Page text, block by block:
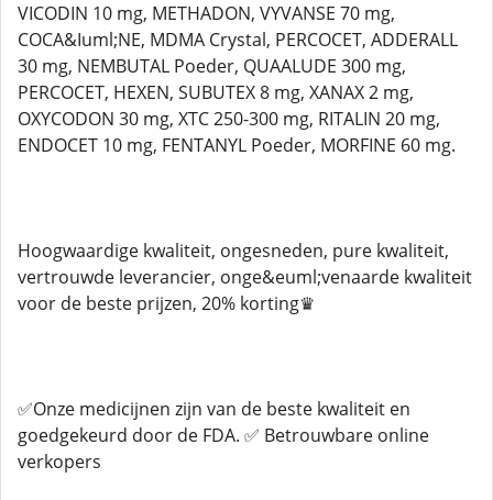
VICODIN 10 mg, METHADON, VYVANSE 70 mg,
COCA&Iuml;NE, MDMA Crystal, PERCOCET, ADDERALL
30 mg, NEMBUTAL Poeder, QUAALUDE 300 mg,
PERCOCET, HEXEN, SUBUTEX 8 mg, XANAX 2 mg,
OXYCODON 30 mg, XTC 250-300 mg, RITALIN 20 mg,
ENDOCET 10 mg, FENTANYL Poeder, MORFINE 60 mg.
Hoogwaardige kwaliteit, ongesneden, pure kwaliteit,
vertrouwde leverancier, onge&euml;venaarde kwaliteit
voor de beste prijzen, 20% korting♛
✅Onze medicijnen zijn van de beste kwaliteit en
goedgekeurd door de FDA. ✅ Betrouwbare online
verkopers